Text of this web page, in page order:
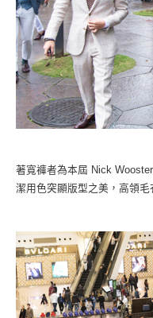
著寬褲者為本屆 Nick
潔用色突顯版型之美，高領毛